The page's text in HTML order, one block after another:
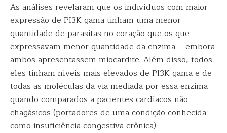
As análises revelaram que os indivíduos com maior
expressão de PI3K gama tinham uma menor
quantidade de parasitas no coração que os que
expressavam menor quantidade da enzima – embora
ambos apresentassem miocardite. Além disso, todos
eles tinham níveis mais elevados de PI3K gama e de
todas as moléculas da via mediada por essa enzima
quando comparados a pacientes cardíacos não
chagásicos (portadores de uma condição conhecida
como insuficiência congestiva crônica).